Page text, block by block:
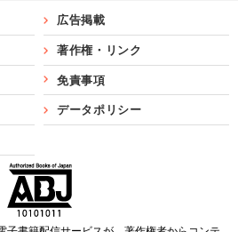
広告掲載
著作権・リンク
免責事項
データポリシー